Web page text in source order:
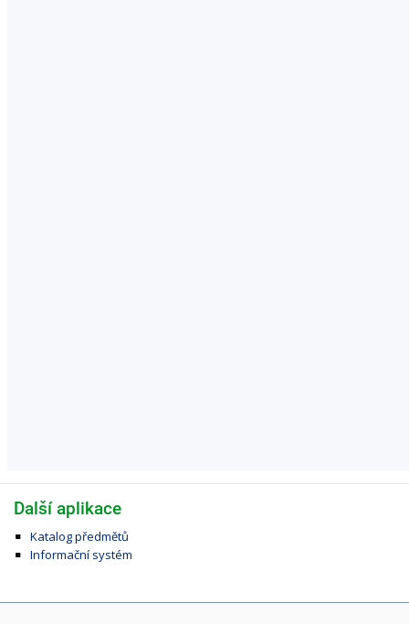
Další aplikace
Katalog předmětů
Informační systém